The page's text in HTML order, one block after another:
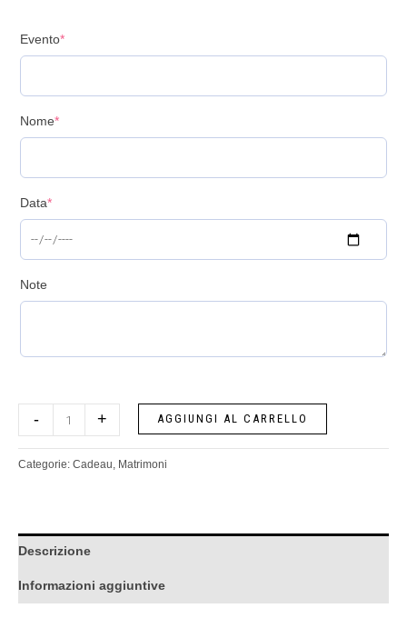
Evento*
Nome*
Data*
Note
- + AGGIUNGI AL CARRELLO
Categorie: Cadeau, Matrimoni
Descrizione
Informazioni aggiuntive